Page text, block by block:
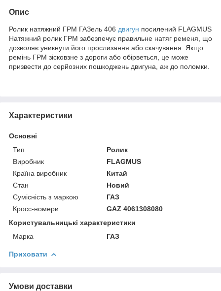
Опис
Ролик натяжний ГРМ ГАЗель 406 двигун посилений FLAGMUS
Натяжний ролик ГРМ забезпечує правильне натяг ременя, що
дозволяє уникнути його прослизання або скачування. Якщо
ремінь ГРМ зісковзне з дороги або обірветься, це може
призвести до серйозних пошкоджень двигуна, аж до поломки.
Характеристики
Основні
Тип
Ролик
Виробник
FLAGMUS
Країна виробник
Китай
Стан
Новий
Сумісність з маркою
ГАЗ
Кросс-номери
GAZ 4061308080
Користувальницькі характеристики
Марка
ГАЗ
Приховати
Умови доставки